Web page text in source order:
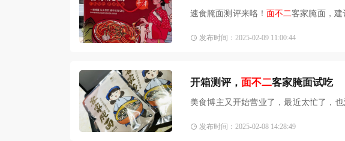
速食腌面测评来咯！ 面不二客家腌面，
发布时间：2025-02-09 11:00:44
​开箱测评， 面不二客家腌面试吃
美食博主又开始营业了，最近太忙了，
发布时间：2025-02-08 14:28:49